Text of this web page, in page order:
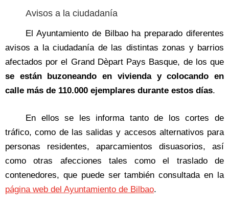
Avisos a la ciudadanía
El Ayuntamiento de Bilbao ha preparado diferentes
avisos a la ciudadanía de las distintas zonas y barrios
afectados por el Grand Dèpart Pays Basque, de los que
se están buzoneando en vivienda y colocando en
calle más de 110.000 ejemplares durante estos días.
En ellos se les informa tanto de los cortes de
tráfico, como de las salidas y accesos alternativos para
personas residentes, aparcamientos disuasorios, así
como otras afecciones tales como el traslado de
contenedores, que puede ser también consultada en la
página web del Ayuntamiento de Bilbao.